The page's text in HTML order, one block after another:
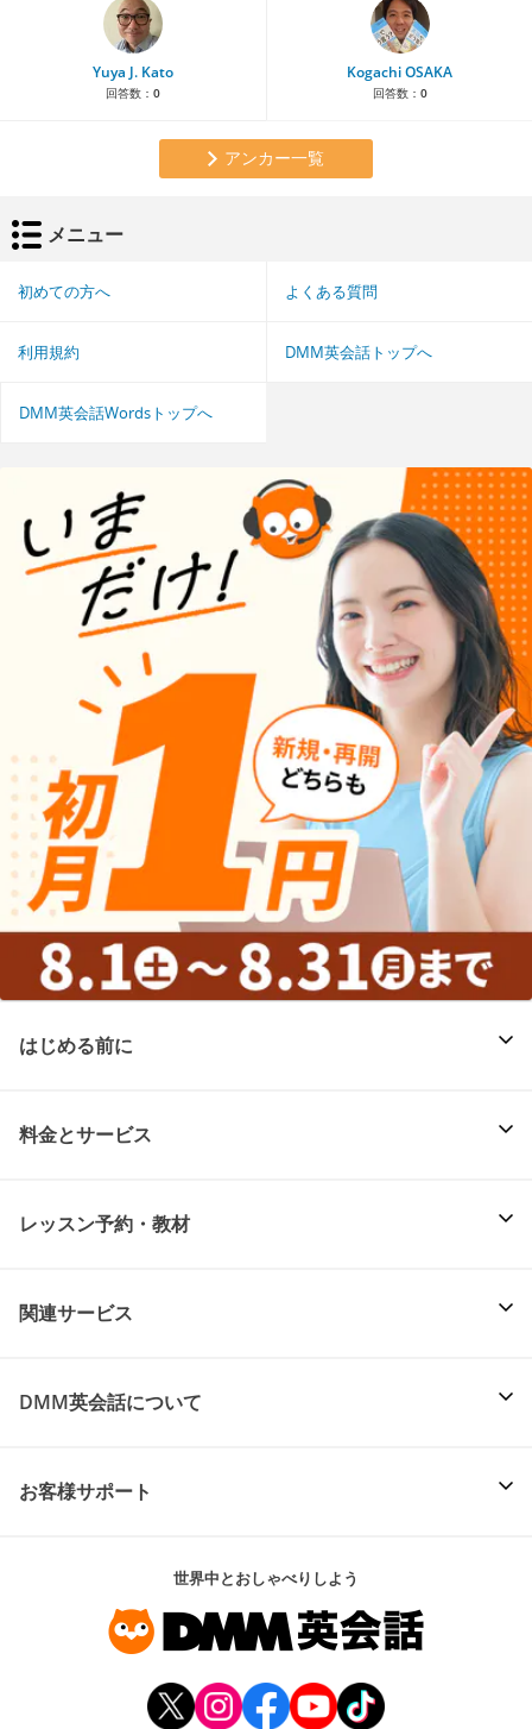
Yuya J. Kato
回答数： 0
Kogachi OSAKA
回答数： 0
アンカー一覧
メニュー
初めての方へ よくある質問
利用規約 DMM英会話トップへ
DMM英会話Wordsトップへ
はじめる前に
料金とサービス
レッスン予約・教材
関連サービス
DMM英会話について
お客様サポート
世界中とおしゃべりしよう